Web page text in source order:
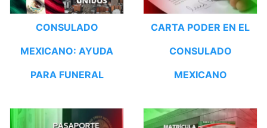
CONSULADO
MEXICANO: AYUDA
PARA FUNERAL
CARTA PODER EN EL
CONSULADO
MEXICANO